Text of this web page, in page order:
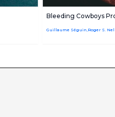
Bleeding Cowboys
Guillaume Séguin,Roger S.